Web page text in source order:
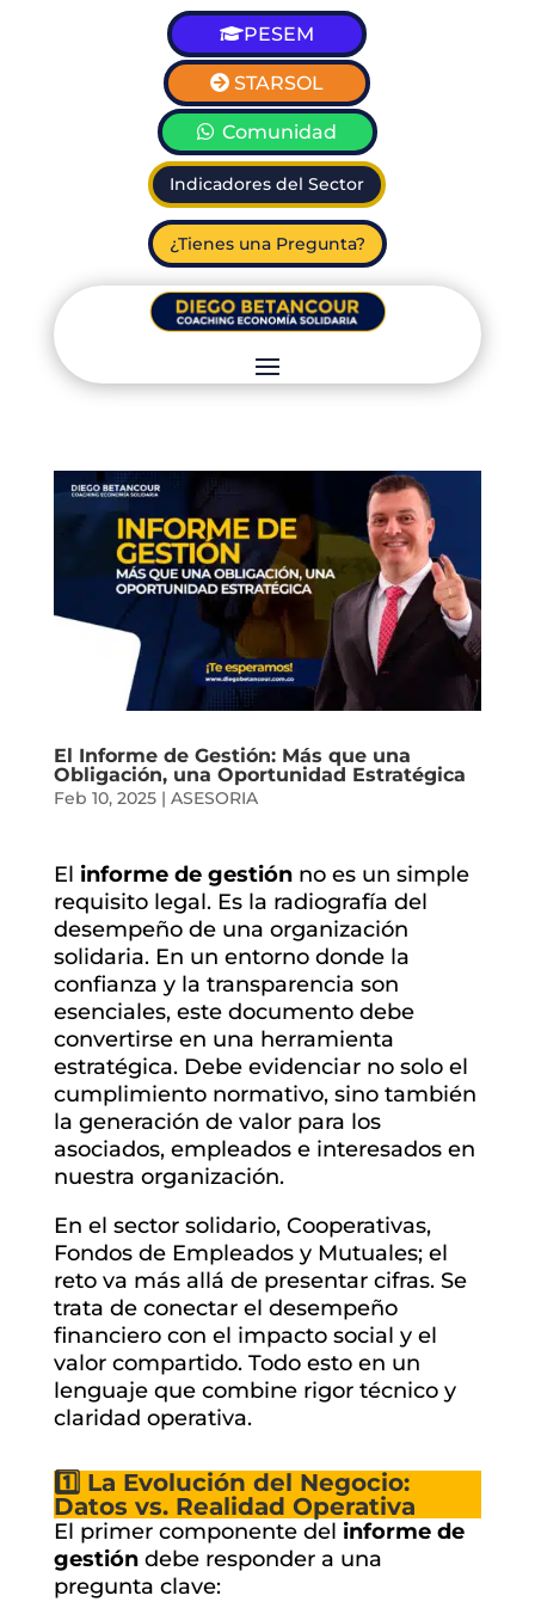
PESEM
STARSOL
Comunidad
Indicadores del Sector
¿Tienes una Pregunta?
El Informe de Gestión: Más que una
Obligación, una Oportunidad Estratégica
Feb 10, 2025| ASESORIA
El informe de gestiónno es un simple
requisito legal. Es la radiografía del
desempeño de una organización
solidaria. En un entorno donde la
confianza y la transparencia son
esenciales, este documento debe
convertirse en una herramienta
estratégica. Debe evidenciar no solo el
cumplimiento normativo, sino también
la generación de valor para los
asociados, empleados e interesados en
nuestra organización.
En el sector solidario, Cooperativas,
Fondos de Empleados y Mutuales; el
reto va más allá de presentar cifras. Se
trata de conectar el desempeño
financiero con el impacto social y el
valor compartido. Todo esto en un
lenguaje que combine rigor técnico y
claridad operativa.
1️⃣ La Evolución del Negocio:
Datos vs. Realidad Operativa
El primer componente del informe de
gestióndebe responder a una
pregunta clave: